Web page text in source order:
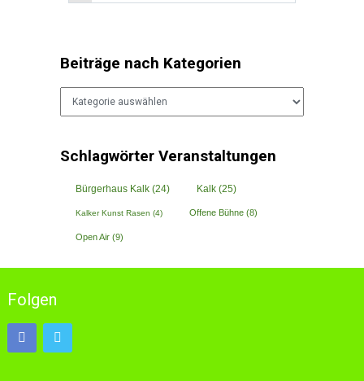
Beiträge nach Kategorien
Schlagwörter Veranstaltungen
Bürgerhaus Kalk (24) Kalk (25)
Kalker Kunst Rasen (4) Offene Bühne (8)
Open Air (9)
Folgen